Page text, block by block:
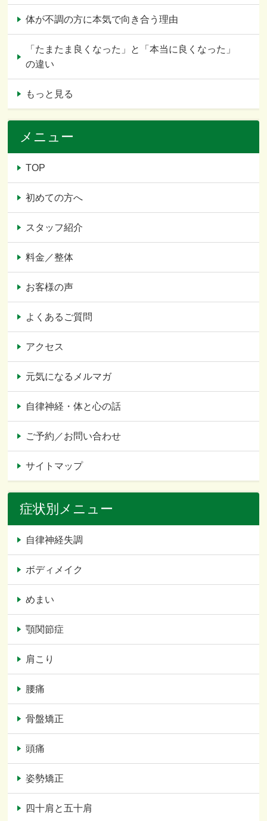
体が不調の方に本気で向き合う理由
「たまたま良くなった」と「本当に良くなった」
の違い
もっと見る
メニュー
TOP
初めての方へ
スタッフ紹介
料金／整体
お客様の声
よくあるご質問
アクセス
元気になるメルマガ
自律神経・体と心の話
ご予約／お問い合わせ
サイトマップ
症状別メニュー
自律神経失調
ボディメイク
めまい
顎関節症
肩こり
腰痛
骨盤矯正
頭痛
姿勢矯正
四十肩と五十肩